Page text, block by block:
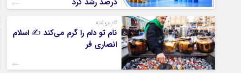
#دلنوشته
نام تو دلم را گرم می‌کند ✍️ اسلام
انصاری فر